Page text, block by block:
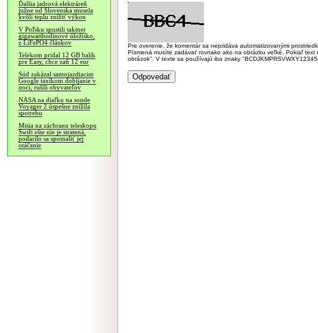
Ďalšia jadrová elektráreň
južne od Slovenska musela
kvôli teplu znížiť výkon
V Poľsku spustili takmer
gigawatthodinové úložisko,
z LiFePO4 článkov
Telekom pridal 12 GB balík
pre Easy, chce zaň 12 eur
Súd zakázal samojazdiacim
Google taxíkom dobíjanie v
noci, rušili obyvateľov
NASA na diaľku na sonde
Voyager 2 úspešne znížila
spotrebu
Misia na záchranu teleskopu
Swift ešte nie je stratená,
podarilo sa spomaliť jej
otáčanie
Pre overenie, že komentár sa nepridáva automatizovanými
Písmená musíte zadávať rovnako ako na obrázku veľké. Pokiaľ
obrázok". V texte sa používajú iba znaky